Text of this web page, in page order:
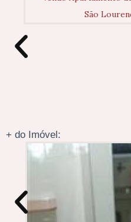
+ do Imóvel: